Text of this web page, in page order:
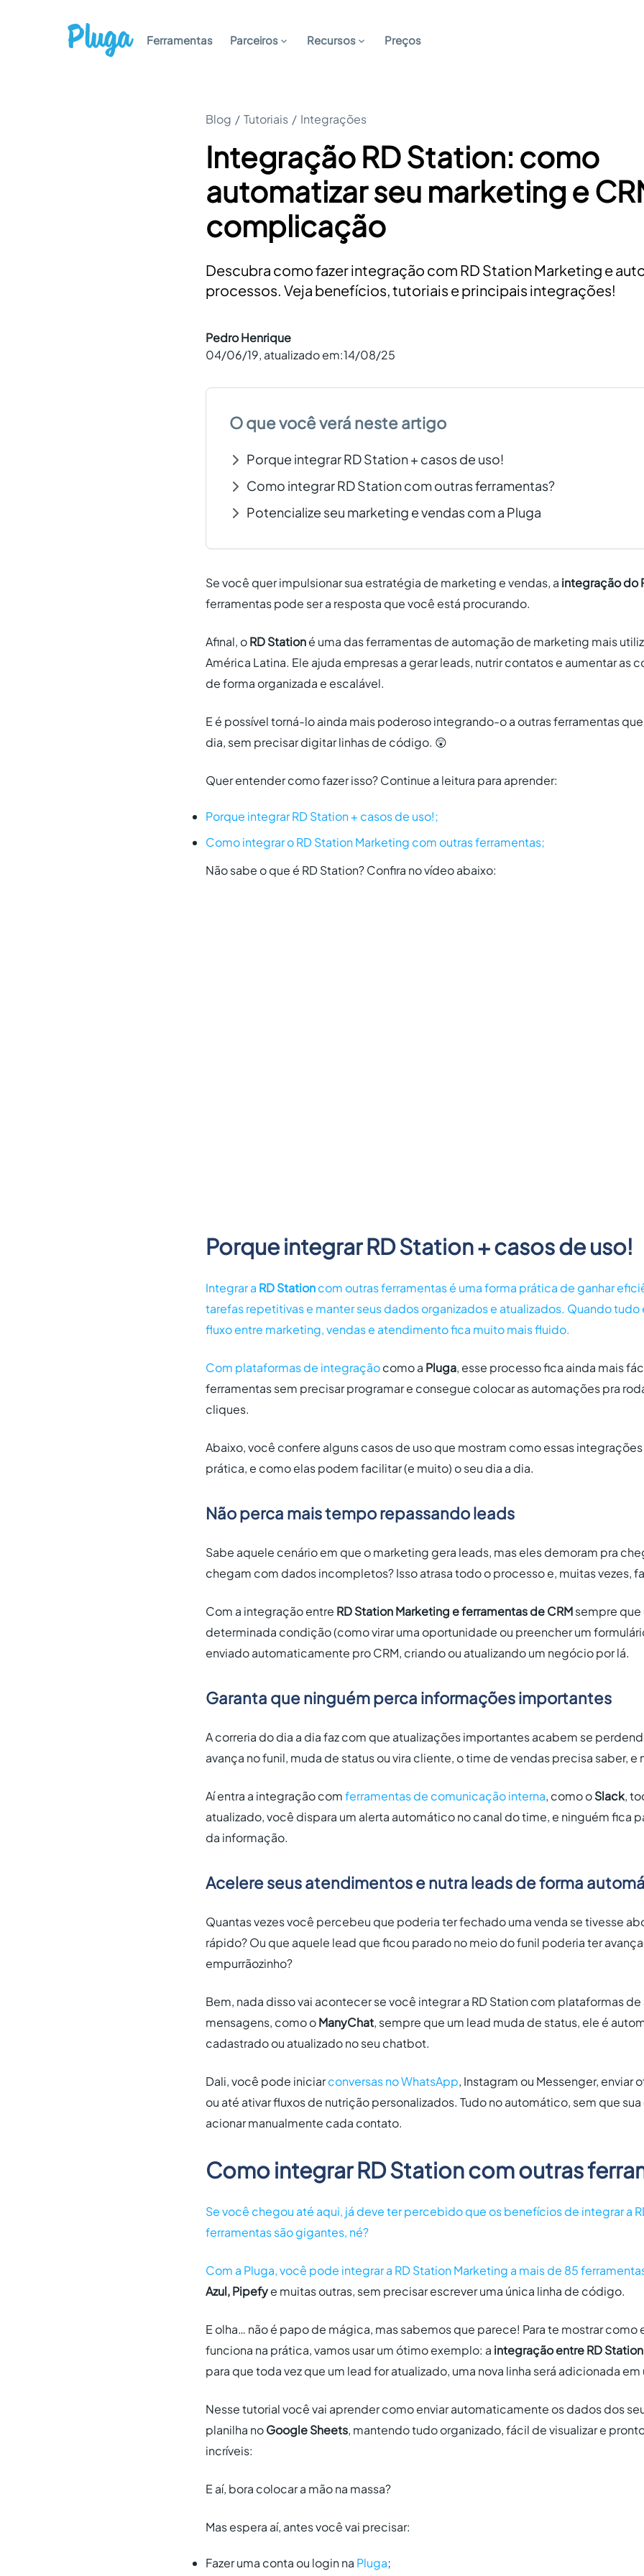
Ferramentas Parceiros Recursos Preços
Blog / Tutoriais / Integrações
Integração RD Station: como
automatizar seu marketing e
complicação
Descubra como fazer integração com RD Station Marketing e
processos. Veja benefícios, tutoriais e principais integrações!
Pedro Henrique
04/06/19, atualizado em:14/08/25
O que você verá neste artigo
Porque integrar RD Station + casos de uso!
Como integrar RD Station com outras ferramentas?
Potencialize seu marketing e vendas com a Pluga
Se você quer impulsionar sua estratégia de marketing e vendas, a integração do
ferramentas pode ser a resposta que você está procurando.
Afinal, oRD Stationé uma das ferramentas de automação de marketing mais
América Latina. Ele ajuda empresas a gerar leads, nutrir contatos e aumentar as
de forma organizada e escalável.
E é possível torná-lo ainda mais poderoso integrando-o a outras ferramentas que
dia, sem precisar digitar linhas de código. 😲
Quer entender como fazer isso? Continue a leitura para aprender:
Porque integrar RD Station + casos de uso!;
Como integrar o RD Station Marketing com outras ferramentas;
Não sabe o que é RD Station? Confira no vídeo abaixo:
Porque integrar RD Station + casos de uso!
Integrar a RD Stationcom outras ferramentas é uma forma prática de ganhar
tarefas repetitivas e manter seus dados organizados e atualizados. Quando
fluxo entre marketing, vendas e atendimento fica muito mais fluido.
Com plataformas de integraçãocomo a Pluga, esse processo fica ainda mais
ferramentas sem precisar programar e consegue colocar as automações pra
cliques.
Abaixo, você confere alguns casos de uso que mostram como essas
prática, e como elas podem facilitar (e muito) o seu dia a dia.
Não perca mais tempo repassando leads
Sabe aquele cenário em que o marketing gera leads, mas eles demoram pra
chegam com dados incompletos? Isso atrasa todo o processo e, muitas vezes,
Com a integração entre RD Station Marketing e ferramentas de CRMsempre
determinada condição (como virar uma oportunidade ou preencher um
enviado automaticamente pro CRM, criando ou atualizando um negócio por lá.
Garanta que ninguém perca informações importantes
A correria do dia a dia faz com que atualizações importantes acabem se
avança no funil, muda de status ou vira cliente, o time de vendas precisa saber, e
Aí entra a integração comferramentas de comunicação interna, como oSlack,
atualizado, você dispara um alerta automático no canal do time, e ninguém fica
da informação.
Acelere seus atendimentos e nutra leads de forma
Quantas vezes você percebeu que poderia ter fechado uma venda se tivesse
rápido? Ou que aquele lead que ficou parado no meio do funil poderia ter
empurrãozinho?
Bem, nada disso vai acontecer se você integrar a RD Station com plataformas
mensagens, como oManyChat, sempre que um lead muda de status, ele é
cadastrado ou atualizado no seu chatbot.
Dali, você pode iniciarconversas no WhatsApp, Instagram ou Messenger, enviar
ou até ativar fluxos de nutrição personalizados. Tudo no automático, sem que
acionar manualmente cada contato.
Como integrar RD Station com outras
Se você chegou até aqui, já deve ter percebido que os benefícios de integrar a
ferramentas são gigantes, né?
Com a Pluga, você pode integrar a RD Station Marketing a mais de 85
Azul, Pipefye muitas outras, sem precisar escrever uma única linha de código.
E olha… não é papo de mágica, mas sabemos que parece! Para te mostrar como
funciona na prática, vamos usar um ótimo exemplo: a integração entre RD Station
para que toda vez que um lead for atualizado, uma nova linha será adicionada em
Nesse tutorial você vai aprender como enviar automaticamente os dados dos
planilha noGoogle Sheets, mantendo tudo organizado, fácil de visualizar e
incríveis:
E aí, bora colocar a mão na massa?
Mas espera aí, antes você vai precisar:
Fazer uma conta ou login na Pluga;